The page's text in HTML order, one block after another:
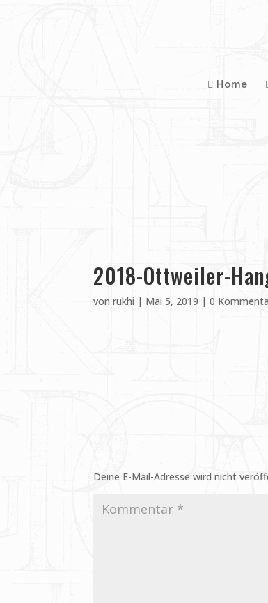
Home
2018-Ottweiler-
vonrukhi | Mai 5, 2019 |0
Deine E-Mail-Adresse wird nicht